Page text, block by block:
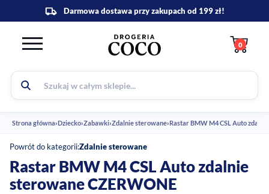
0
Strona główna›Dziecko›Zabawki›Zdalnie sterowane›Rastar BMW M4 CSL Auto
Powrót do kategorii:Zdalnie sterowane
Rastar BMW M4 CSL Auto zdalnie
sterowane CZERWONE